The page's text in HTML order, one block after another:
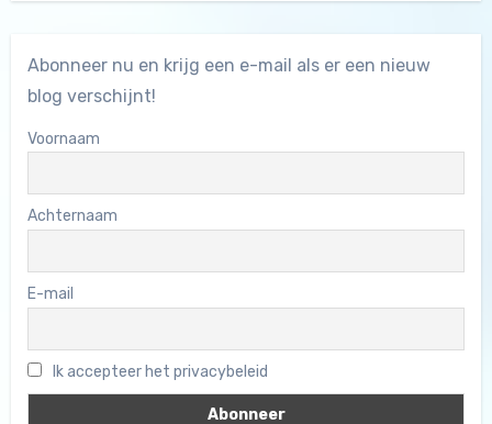
Abonneer nu en krijg een e-mail als er een nieuw
blog verschijnt!
Voornaam
Achternaam
E-mail
Ik accepteer het privacybeleid